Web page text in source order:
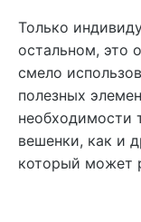
Только
остальном, это
смело
полезных
необходимости
вешенки, как и
который может